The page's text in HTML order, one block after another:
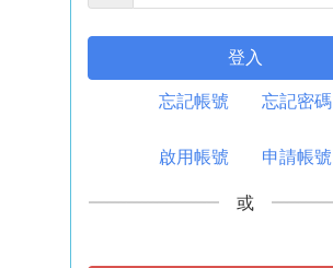
登入
忘記帳號 忘記密碼
啟用帳號 申請帳號
或